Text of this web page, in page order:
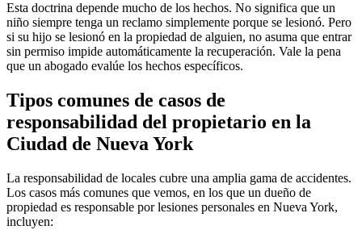
Esta doctrina depende mucho de los hechos. No significa que un
niño siempre tenga un reclamo simplemente porque se lesionó. Pero
si su hijo se lesionó en la propiedad de alguien, no asuma que entrar
sin permiso impide automáticamente la recuperación. Vale la pena
que un abogado evalúe los hechos específicos.
Tipos comunes de casos de
responsabilidad del propietario en la
Ciudad de Nueva York
La responsabilidad de locales cubre una amplia gama de accidentes.
Los casos más comunes que vemos, en los que un dueño de
propiedad es responsable por lesiones personales en Nueva York,
incluyen: